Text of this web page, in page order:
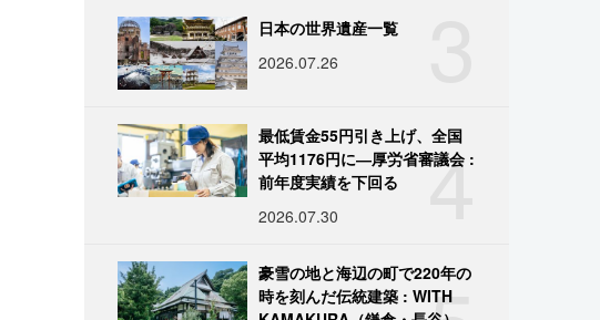
日本の世界遺産一覧
2026.07.26
4
最低賃金55円引き上げ、全国
平均1176円に―厚労省審議会 :
前年度実績を下回る
2026.07.30
豪雪の地と海辺の町で220年の
時を刻んだ伝統建築 : WITH